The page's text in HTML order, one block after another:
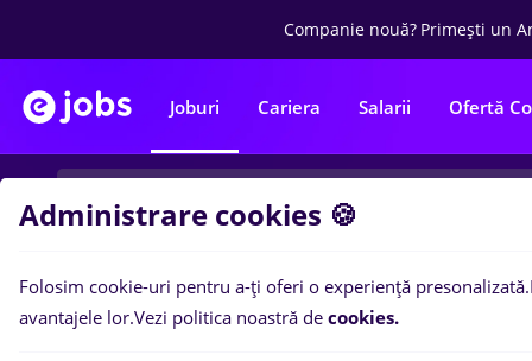
Companie nouă? Primești un
Joburi Cariera Salarii Ofertă
Filtre
Administrare cookies 🍪
Folosim cookie-uri pentru a-ți oferi o experiență presonalizată.
avantajele lor.Vezi politica noastră de cookies.